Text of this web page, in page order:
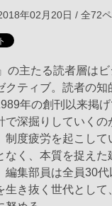
年02月20日 / 全72
の主たる読者層は
クティブ。読者の
年の創刊以来掲
で深掘りしていく
制度疲労を起こし
なく、本質を捉え
編集部員は全員30
生き抜く世代とし